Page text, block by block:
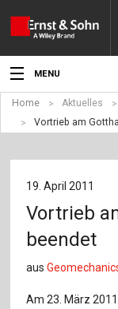
MENU
Aktuelles
Angebote
Fachgebiete
Home Aktuelles
Vortrieb am
19. April 2011
Vortrieb
beendet
aus
Am 23. März